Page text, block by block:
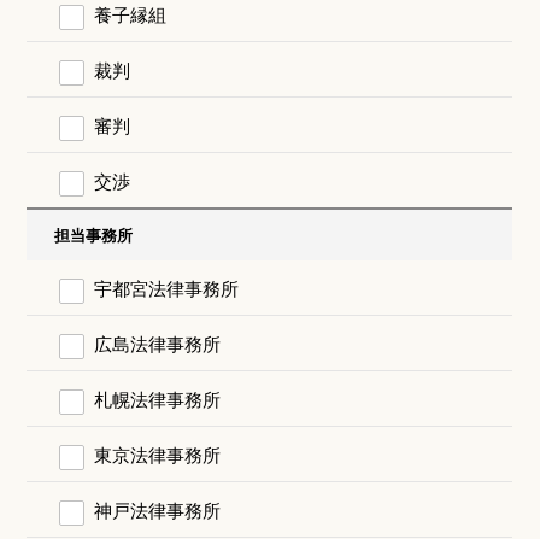
養子縁組
裁判
審判
交渉
担当事務所
宇都宮法律事務所
広島法律事務所
札幌法律事務所
東京法律事務所
神戸法律事務所